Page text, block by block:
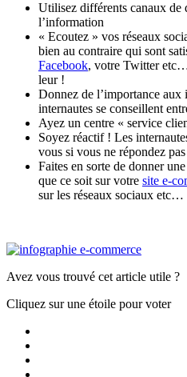
Utilisez différents canaux
l’information
« Ecoutez » vos réseaux
bien au contraire qui sont
Facebook, votre Twitter
leur !
Donnez de l’importance aux
internautes se conseillent
Ayez un centre « service
Soyez réactif ! Les
vous si vous ne répondez
Faites en sorte de donner
que ce soit sur votre site e-
sur les réseaux sociaux etc…
Avez vous trouvé cet article utile ?
Cliquez sur une étoile pour voter